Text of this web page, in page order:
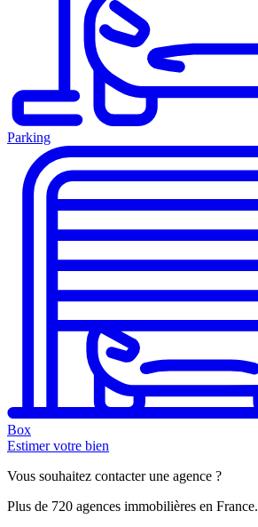
Parking
Box
Estimer votre bien
Vous souhaitez contacter une agence ?
Plus de 720 agences immobilières en France.